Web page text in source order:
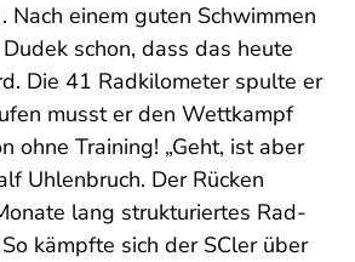
Nach einem guten Schwimmen
schon, dass das heute
Die 41 Radkilometer spulte er
musst er den Wettkampf
ohne Training! „Geht, ist aber
Uhlenbruch. Der Rücken
lang strukturiertes Rad-
kämpfte sich der SCler über